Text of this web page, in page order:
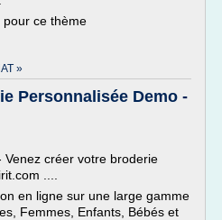
pour ce thème
»
Personnalisée Demo -
Venez créer votre broderie
....
en ligne sur une large gamme
Femmes, Enfants, Bébés et